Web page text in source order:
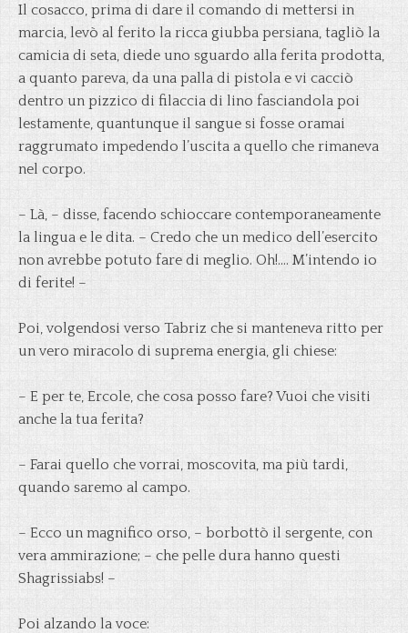
Il cosacco, prima di dare il comando di mettersi in
marcia, levò al ferito la ricca giubba persiana, tagliò la
camicia di seta, diede uno sguardo alla ferita prodotta,
a quanto pareva, da una palla di pistola e vi cacciò
dentro un pizzico di filaccia di lino fasciandola poi
lestamente, quantunque il sangue si fosse oramai
raggrumato impedendo l’uscita a quello che rimaneva
nel corpo.
– Là, – disse, facendo schioccare contemporaneamente
la lingua e le dita. – Credo che un medico dell’esercito
non avrebbe potuto fare di meglio. Oh!…. M’intendo io
di ferite! –
Poi, volgendosi verso Tabriz che si manteneva ritto per
un vero miracolo di suprema energia, gli chiese:
– E per te, Ercole, che cosa posso fare? Vuoi che visiti
anche la tua ferita?
– Farai quello che vorrai, moscovita, ma più tardi,
quando saremo al campo.
– Ecco un magnifico orso, – borbottò il sergente, con
vera ammirazione; – che pelle dura hanno questi
Shagrissiabs! –
Poi alzando la voce: